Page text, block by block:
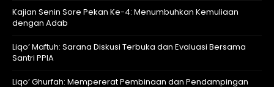
Kajian Senin Sore Pekan Ke-4: Menumbuhkan Kemuliaan
dengan Adab
Liqo’ Maftuh: Sarana Diskusi Terbuka dan Evaluasi Bersama
Santri PPIA
Liqo’ Ghurfah: Mempererat Pembinaan dan Pendampingan